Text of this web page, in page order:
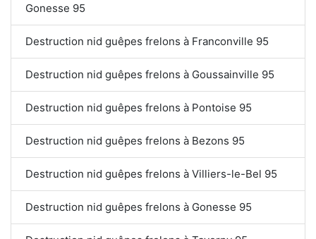
Gonesse 95
Destruction nid guêpes frelons à Franconville 95
Destruction nid guêpes frelons à Goussainville 95
Destruction nid guêpes frelons à Pontoise 95
Destruction nid guêpes frelons à Bezons 95
Destruction nid guêpes frelons à Villiers-le-Bel 95
Destruction nid guêpes frelons à Gonesse 95